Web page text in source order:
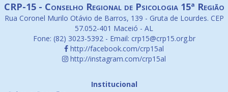
CRP-15 - Conselho Regional de Psicologia 15ª Região
Rua Coronel Murilo Otávio de Barros, 139 - Gruta de Lourdes. CEP
57.052-401 Maceió - AL
Fone: (82) 3023-5392 - Email: crp15@crp15.org.br
http://facebook.com/crp15al
http://instagram.com/crp15al
Institucional